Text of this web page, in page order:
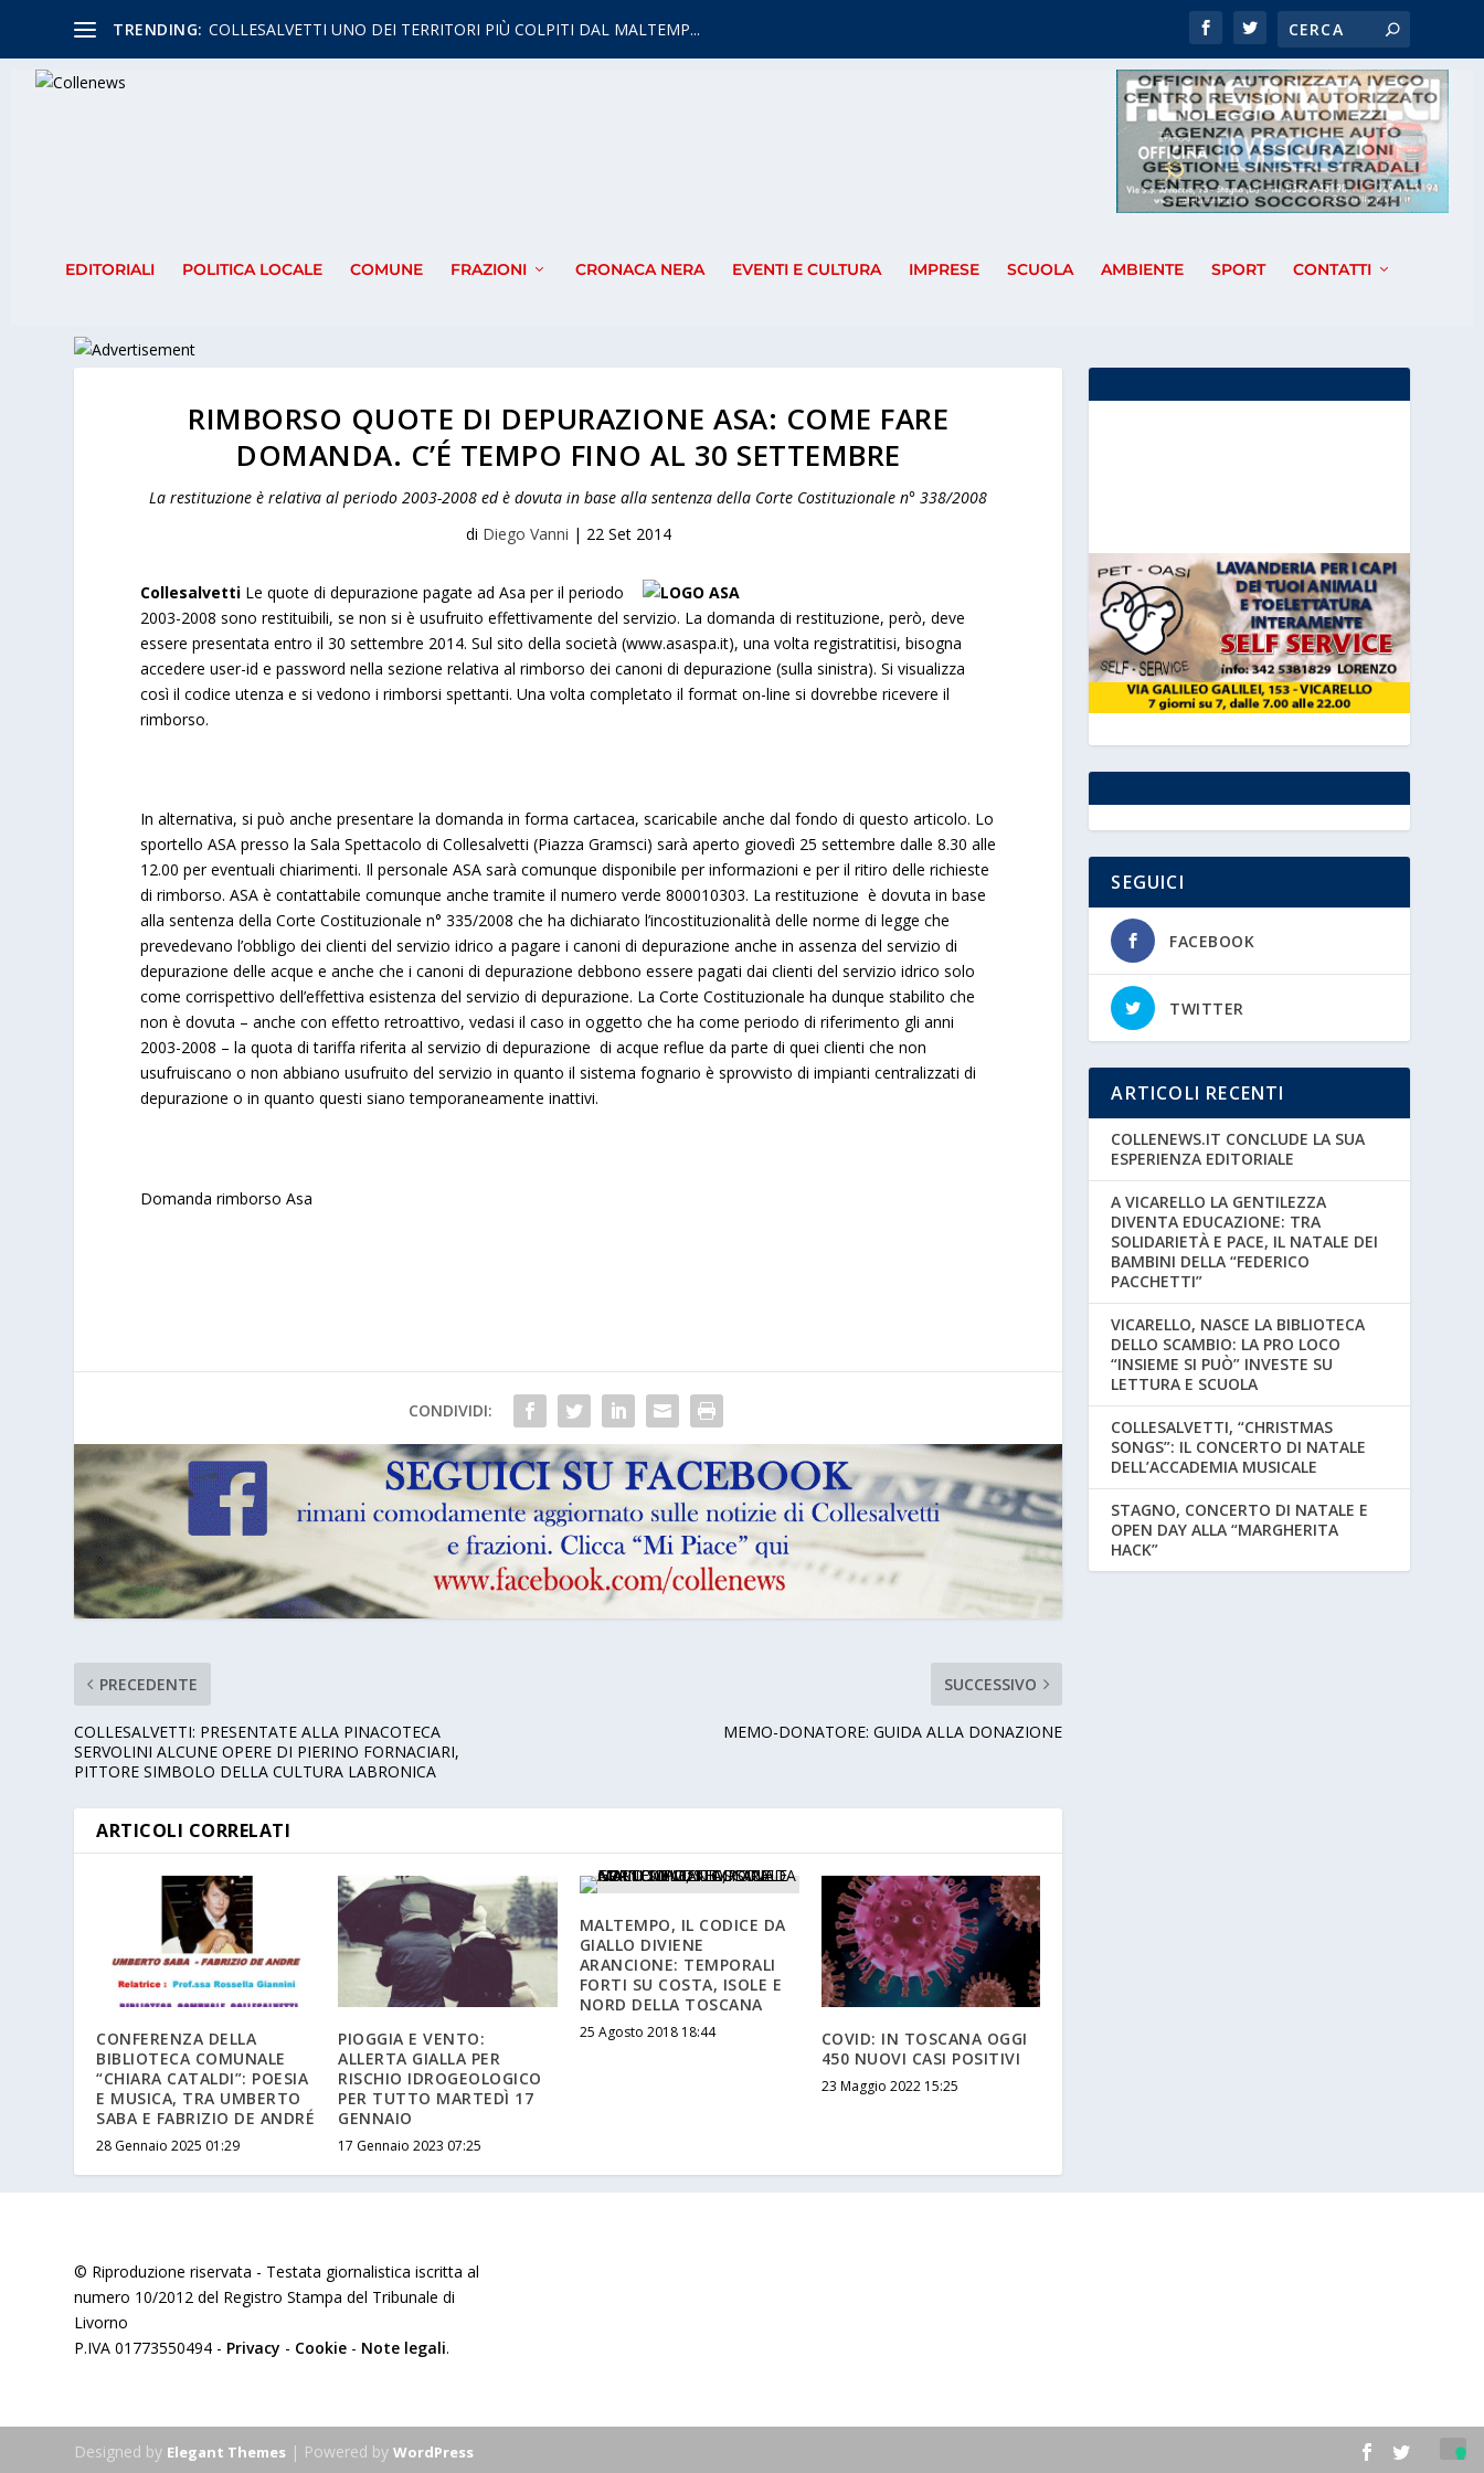
TRENDING: COLLESALVETTI UNO DEI TERRITORI PIÙ COLPITI DAL MALTEMP...
EDITORIALI POLITICA LOCALE COMUNE FRAZIONI CRONACA NERA EVENTI E CULTURA IMPRESE SCUOLA AMBIENTE SPORT CONTATTI
RIMBORSO QUOTE DI DEPURAZIONE ASA: COME FARE
DOMANDA. C’É TEMPO FINO AL 30 SETTEMBRE
La restituzione è relativa al periodo 2003-2008 ed è dovuta in base alla sentenza della Corte Costituzionale n° 338/2008
di Diego Vanni | 22 Set 2014
Collesalvetti Le quote di depurazione pagate ad Asa per il periodo
2003-2008 sono restituibili, se non si è usufruito effettivamente del servizio. La domanda di restituzione, però, deve
essere presentata entro il 30 settembre 2014. Sul sito della società (www.asaspa.it), una volta registratitisi, bisogna
accedere user-id e password nella sezione relativa al rimborso dei canoni di depurazione (sulla sinistra). Si visualizza
così il codice utenza e si vedono i rimborsi spettanti. Una volta completato il format on-line si dovrebbe ricevere il
rimborso.
In alternativa, si può anche presentare la domanda in forma cartacea, scaricabile anche dal fondo di questo articolo. Lo
sportello ASA presso la Sala Spettacolo di Collesalvetti (Piazza Gramsci) sarà aperto giovedì 25 settembre dalle 8.30 alle
12.00 per eventuali chiarimenti. Il personale ASA sarà comunque disponibile per informazioni e per il ritiro delle richieste
di rimborso. ASA è contattabile comunque anche tramite il numero verde 800010303. La restituzione è dovuta in base
alla sentenza della Corte Costituzionale n° 335/2008 che ha dichiarato l’incostituzionalità delle norme di legge che
prevedevano l’obbligo dei clienti del servizio idrico a pagare i canoni di depurazione anche in assenza del servizio di
depurazione delle acque e anche che i canoni di depurazione debbono essere pagati dai clienti del servizio idrico solo
come corrispettivo dell’effettiva esistenza del servizio di depurazione. La Corte Costituzionale ha dunque stabilito che
non è dovuta – anche con effetto retroattivo, vedasi il caso in oggetto che ha come periodo di riferimento gli anni
2003-2008 – la quota di tariffa riferita al servizio di depurazione di acque reflue da parte di quei clienti che non
usufruiscano o non abbiano usufruito del servizio in quanto il sistema fognario è sprovvisto di impianti centralizzati di
depurazione o in quanto questi siano temporaneamente inattivi.
Domanda rimborso Asa
CONDIVIDI:
PRECEDENTE
COLLESALVETTI: PRESENTATE ALLA PINACOTECA
SERVOLINI ALCUNE OPERE DI PIERINO FORNACIARI,
PITTORE SIMBOLO DELLA CULTURA LABRONICA
SUCCESSIVO
MEMO-DONATORE: GUIDA ALLA DONAZIONE
ARTICOLI CORRELATI
CONFERENZA DELLA
BIBLIOTECA COMUNALE
“CHIARA CATALDI”: POESIA
E MUSICA, TRA UMBERTO
SABA E FABRIZIO DE ANDRÉ
28 Gennaio 2025 01:29
PIOGGIA E VENTO:
ALLERTA GIALLA PER
RISCHIO IDROGEOLOGICO
PER TUTTO MARTEDÌ 17
GENNAIO
17 Gennaio 2023 07:25
MALTEMPO, IL CODICE DA
GIALLO DIVIENE
ARANCIONE: TEMPORALI
FORTI SU COSTA, ISOLE E
NORD DELLA TOSCANA
25 Agosto 2018 18:44
COVID: IN TOSCANA OGGI
450 NUOVI CASI POSITIVI
23 Maggio 2022 15:25
SEGUICI
FACEBOOK
TWITTER
ARTICOLI RECENTI
COLLENEWS.IT CONCLUDE LA SUA
ESPERIENZA EDITORIALE
A VICARELLO LA GENTILEZZA
DIVENTA EDUCAZIONE: TRA
SOLIDARIETÀ E PACE, IL NATALE DEI
BAMBINI DELLA “FEDERICO
PACCHETTI”
VICARELLO, NASCE LA BIBLIOTECA
DELLO SCAMBIO: LA PRO LOCO
“INSIEME SI PUÒ” INVESTE SU
LETTURA E SCUOLA
COLLESALVETTI, “CHRISTMAS
SONGS”: IL CONCERTO DI NATALE
DELL’ACCADEMIA MUSICALE
STAGNO, CONCERTO DI NATALE E
OPEN DAY ALLA “MARGHERITA
HACK”
© Riproduzione riservata - Testata giornalistica iscritta al
numero 10/2012 del Registro Stampa del Tribunale di
Livorno
P.IVA 01773550494 - Privacy - Cookie - Note legali.
Designed by Elegant Themes | Powered byWordPress